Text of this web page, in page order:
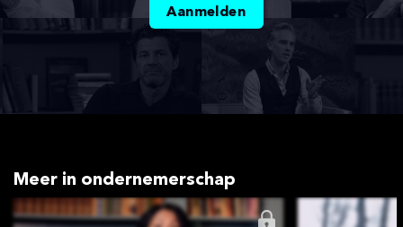
Meer in ondernemerschap